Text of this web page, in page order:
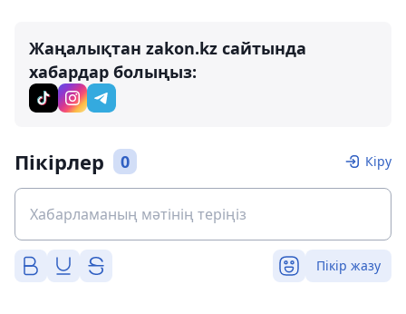
Жаңалықтан zakon.kz сайтында
хабардар болыңыз:
Пікірлер 0 Кіру
Пікір жазу